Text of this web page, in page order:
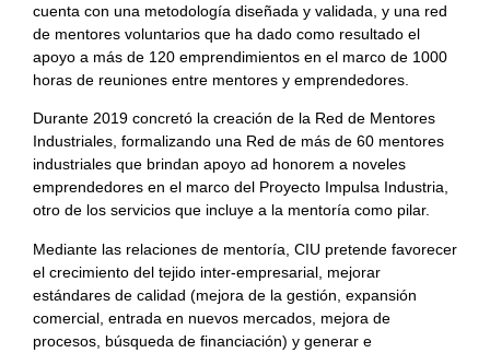
cuenta con una metodología diseñada y validada, y una red
de mentores voluntarios que ha dado como resultado el
apoyo a más de 120 emprendimientos en el marco de 1000
horas de reuniones entre mentores y emprendedores.
Durante 2019 concretó la creación de la Red de Mentores
Industriales, formalizando una Red de más de 60 mentores
industriales que brindan apoyo ad honorem a noveles
emprendedores en el marco del Proyecto Impulsa Industria,
otro de los servicios que incluye a la mentoría como pilar.
Mediante las relaciones de mentoría, CIU pretende favorecer
el crecimiento del tejido inter-empresarial, mejorar
estándares de calidad (mejora de la gestión, expansión
comercial, entrada en nuevos mercados, mejora de
procesos, búsqueda de financiación) y generar e